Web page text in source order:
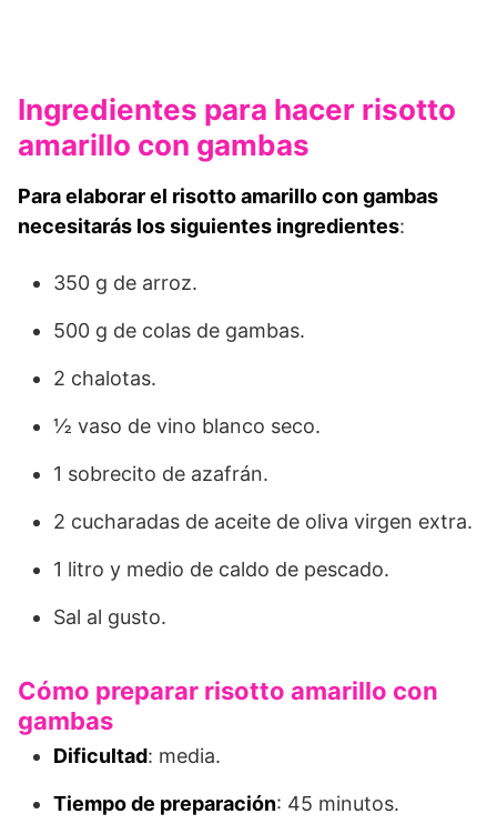
Ingredientes para hacer risotto
amarillo con gambas
Para elaborar el risotto amarillo con gambas
necesitarás los siguientes ingredientes:
350 g de arroz.
500 g de colas de gambas.
2 chalotas.
½ vaso de vino blanco seco.
1 sobrecito de azafrán.
2 cucharadas de aceite de oliva virgen extra.
1 litro y medio de caldo de pescado.
Sal al gusto.
Cómo preparar risotto amarillo con
gambas
Dificultad: media.
Tiempo de preparación: 45 minutos.